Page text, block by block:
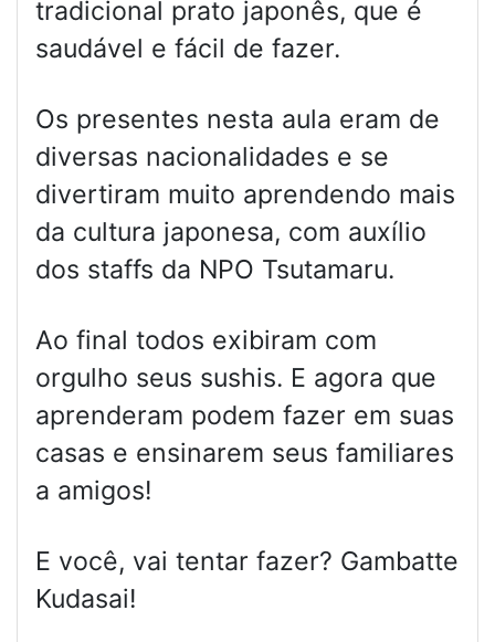
tradicional prato japonês, que é
saudável e fácil de fazer.
Os presentes nesta aula eram de
diversas nacionalidades e se
divertiram muito aprendendo mais
da cultura japonesa, com auxílio
dos staffs da NPO Tsutamaru.
Ao final todos exibiram com
orgulho seus sushis. E agora que
aprenderam podem fazer em suas
casas e ensinarem seus familiares
a amigos!
E você, vai tentar fazer? Gambatte
Kudasai!